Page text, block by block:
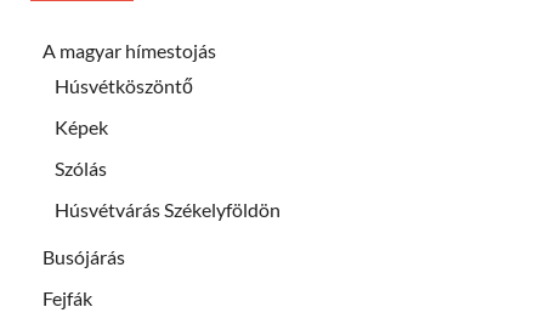
A magyar hímestojás
Húsvétköszöntő
Képek
Szólás
Húsvétvárás Székelyföldön
Busójárás
Fejfák